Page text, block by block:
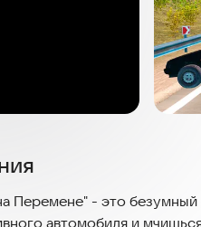
Перемене" - это
автомобиля и